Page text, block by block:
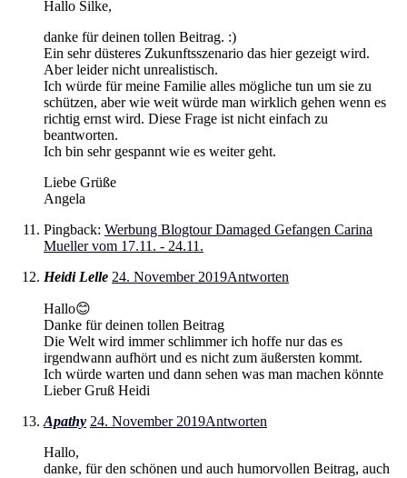
Hallo Silke,
danke für deinen tollen Beitrag. :)
Ein sehr düsteres Zukunftsszenario das hier gezeigt wird.
Aber leider nicht unrealistisch.
Ich würde für meine Familie alles mögliche tun um sie zu
schützen, aber wie weit würde man wirklich gehen wenn es
richtig ernst wird. Diese Frage ist nicht einfach zu
beantworten.
Ich bin sehr gespannt wie es weiter geht.
Liebe Grüße
Angela
Pingback: Werbung Blogtour Damaged Gefangen Carina
Mueller vom 17.11. - 24.11.
Heidi Lelle 24. November 2019Antworten
Hallo😊
Danke für deinen tollen Beitrag
Die Welt wird immer schlimmer ich hoffe nur das es
irgendwann aufhört und es nicht zum äußersten kommt.
Ich würde warten und dann sehen was man machen könnte
Lieber Gruß Heidi
Apathy 24. November 2019Antworten
Hallo,
danke, für den schönen und auch humorvollen Beitrag, auch